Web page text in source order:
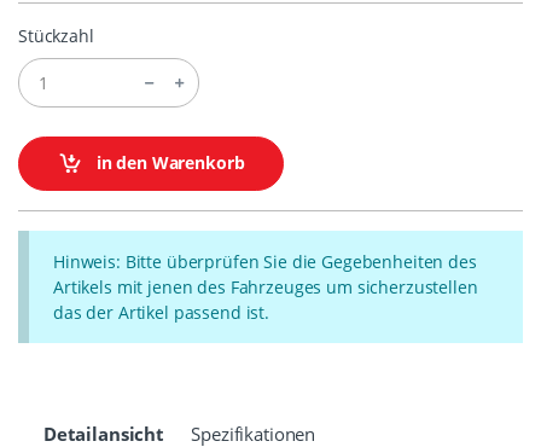
Stückzahl
in den Warenkorb
Hinweis: Bitte überprüfen Sie die Gegebenheiten des
Artikels mit jenen des Fahrzeuges um sicherzustellen
das der Artikel passend ist.
Detailansicht Spezifikationen